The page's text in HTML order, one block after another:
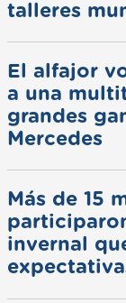
talleres
El alfajor
a una
grandes
Mercedes
Más de 15
invernal